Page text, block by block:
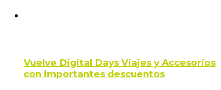
Vuelve Digital Days Viajes y Accesorios
con importantes descuentos